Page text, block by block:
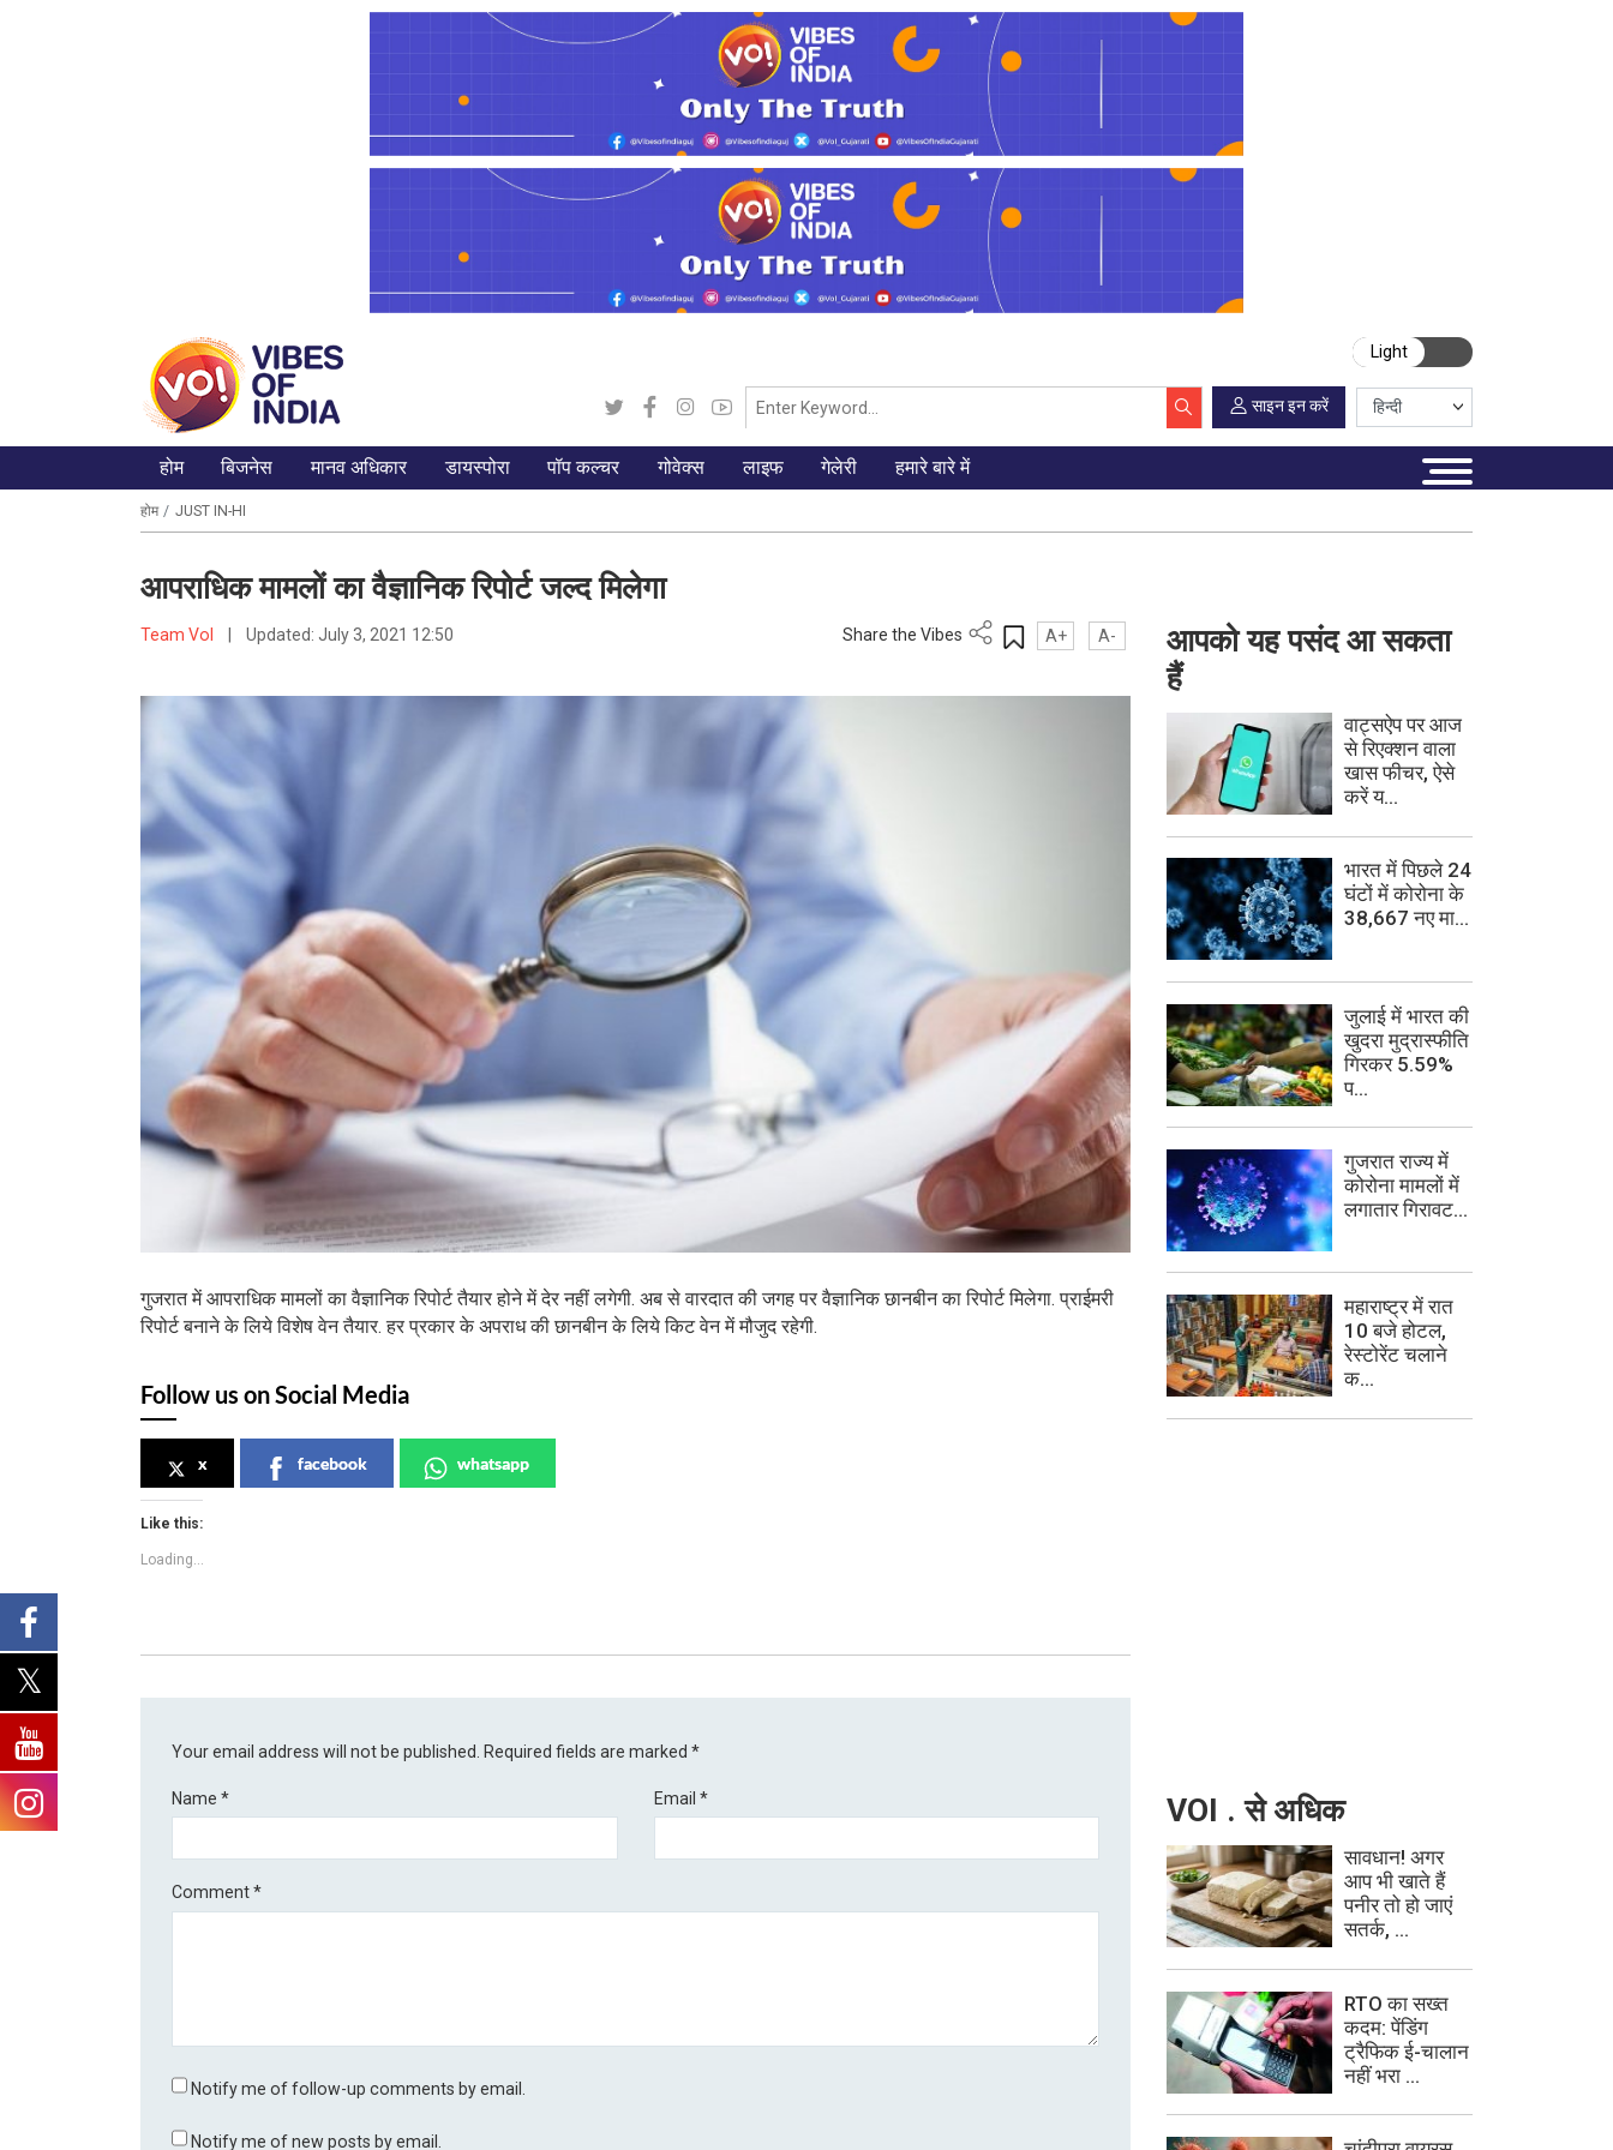
Light
साइन इन करें
होम बिजनेस मानव अधिकार डायस्पोरा पॉप कल्चर गोवेक्स लाइफ गेलेरी हमारे बारे में
होम JUST IN-HI
आपराधिक मामलों का वैज्ञानिक रिपोर्ट जल्द मिलेगा
Team VoI Updated: July 3, 2021 12:50 Share the Vibes A+ A-
गुजरात में आपराधिक मामलों का वैज्ञानिक रिपोर्ट तैयार होने में देर नहीं लगेगी. अब से वारदात की जगह पर वैज्ञानिक छानबीन का रिपोर्ट मिलेगा. प्राईमरी
रिपोर्ट बनाने के लिये विशेष वेन तैयार. हर प्रकार के अपराध की छानबीन के लिये किट वेन में मौजुद रहेगी.
Follow us on Social Media
x facebook whatsapp
Like this:
Loading...
Your email address will not be published. Required fields are marked*
Name* Email *
Comment*
Notify me of follow-up comments by email.
Notify me of new posts by email.
आपको यह पसंद आ सकता
हैं
वाट्सऐप पर आज
से रिएक्शन वाला
खास फीचर, ऐसे
करें य...
भारत में पिछले 24
घंटों में कोरोना के
38,667 नए मा...
जुलाई में भारत की
खुदरा मुद्रास्फीति
गिरकर 5.59%
प...
गुजरात राज्य में
कोरोना मामलों में
लगातार गिरावट...
महाराष्ट्र में रात
10 बजे होटल,
रेस्टोरेंट चलाने
क...
VOI . से अधिक
सावधान! अगर
आप भी खाते हैं
पनीर तो हो जाएं
सतर्क, ...
RTO का सख्त
कदम: पेंडिंग
ट्रैफिक ई-चालान
नहीं भरा ...